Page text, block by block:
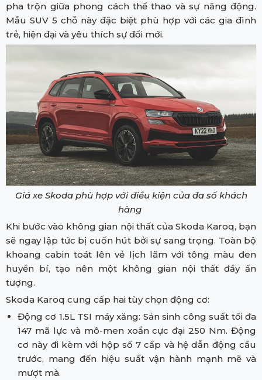
pha trộn giữa phong cách thể thao và sự năng động.
Mẫu SUV 5 chỗ này đặc biệt phù hợp với các gia đình
trẻ, hiện đại và yêu thích sự đổi mới.
Giá xe Skoda phù hợp với điều kiện của đa số khách
hàng
Khi bước vào không gian nội thất của Skoda Karoq, bạn
sẽ ngay lập tức bị cuốn hút bởi sự sang trọng. Toàn bộ
khoang cabin toát lên vẻ lịch lãm với tông màu đen
huyền bí, tạo nên một không gian nội thất đầy ấn
tượng.
Skoda Karoq cung cấp hai tùy chọn động cơ:
Động cơ 1.5L TSI máy xăng: Sản sinh công suất tối đa
147 mã lực và mô-men xoắn cực đại 250 Nm. Động
cơ này đi kèm với hộp số 7 cấp và hệ dẫn động cầu
trước, mang đến hiệu suất vận hành mạnh mẽ và
mượt mà.